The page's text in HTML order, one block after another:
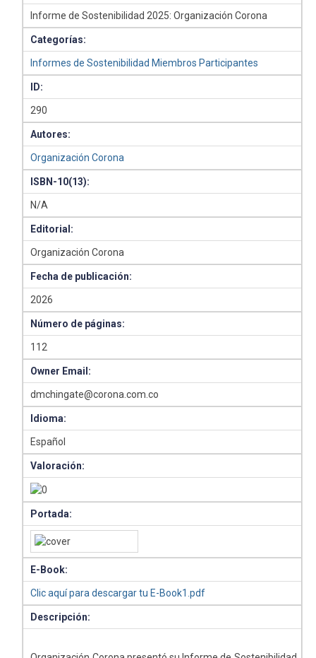
Informe de Sostenibilidad 2025: Organización Corona
Categorías:
Informes de Sostenibilidad Miembros Participantes
ID:
290
Autores:
Organización Corona
ISBN-10(13):
N/A
Editorial:
Organización Corona
Fecha de publicación:
2026
Número de páginas:
112
Owner Email:
dmchingate@corona.com.co
Idioma:
Español
Valoración:
Portada:
E-Book:
Clic aquí para descargar tu E-Book1.pdf
Descripción: